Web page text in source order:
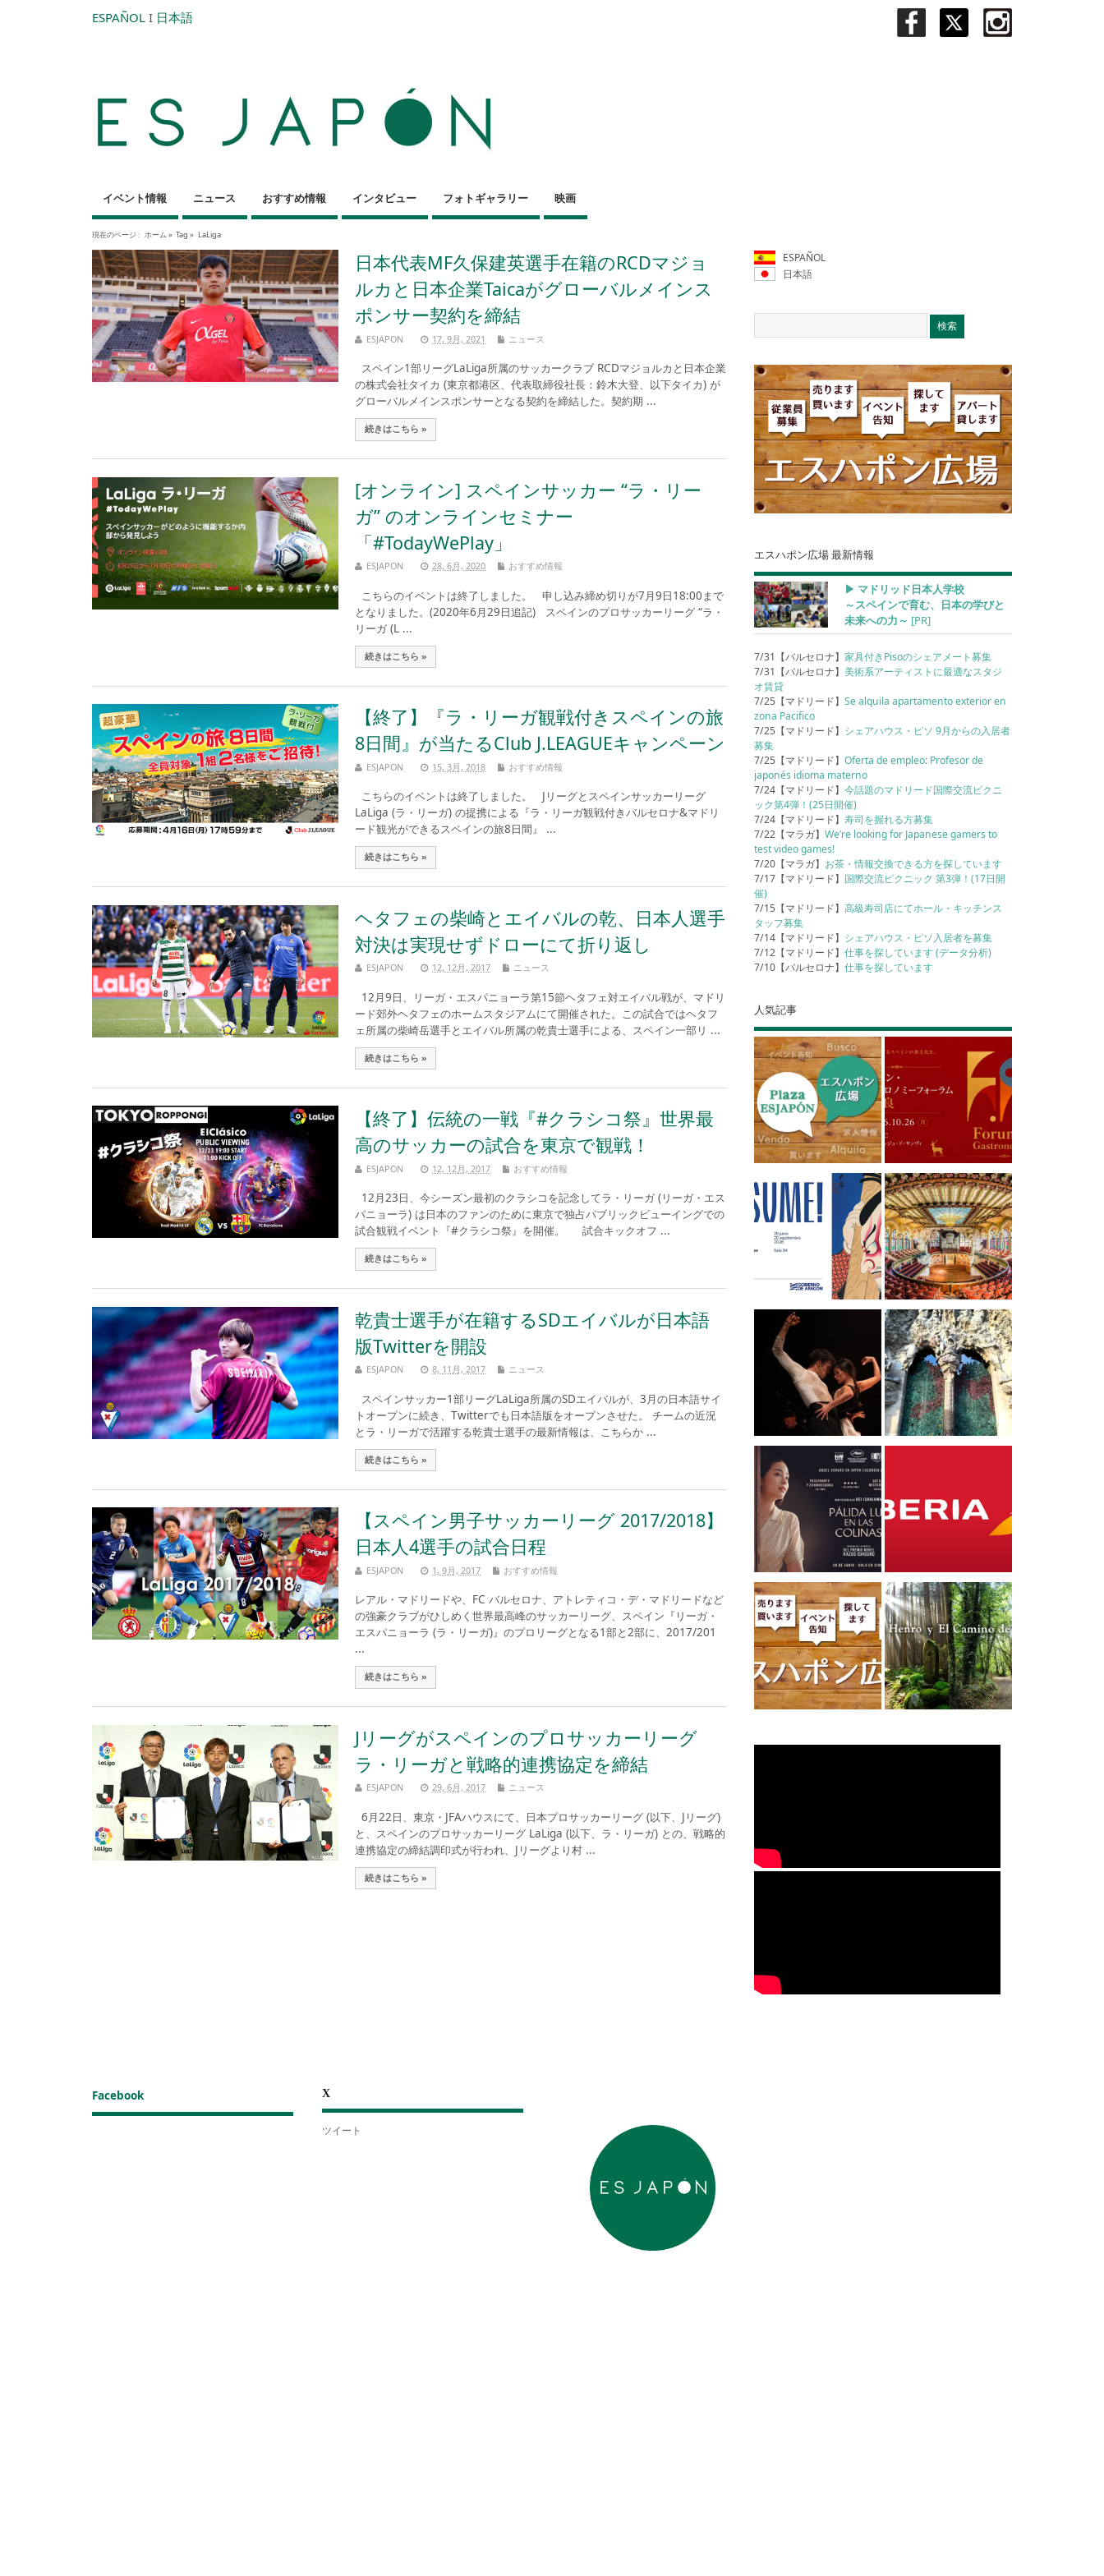
ESPAÑOL I 日本語
イベント情報 ニュース おすすめ情報 インタビュー フォトギャラリー 映画
現在のページ : ホーム » Tag » LaLiga
日本代表MF久保建英選手在籍のRCDマジョ
ルカと日本企業Taicaがグローバルメインス
ポンサー契約を締結
ESJAPON 17, 9月, 2021 ニュース
スペイン1部リーグLaLiga所属のサッカークラブ RCDマジョルカと日本企業
の株式会社タイカ (東京都港区、代表取締役社長：鈴木大登、以下タイカ) が
グローバルメインスポンサーとなる契約を締結した。契約期 ...
続きはこちら »
[オンライン] スペインサッカー “ラ・リー
ガ” のオンラインセミナー
「#TodayWePlay」
ESJAPON 28, 6月, 2020 おすすめ情報
こちらのイベントは終了しました。 申し込み締め切りが7月9日18:00まで
となりました。(2020年6月29日追記) スペインのプロサッカーリーグ “ラ・
リーガ (L ...
続きはこちら »
【終了】『ラ・リーガ観戦付きスペインの旅
8日間』が当たるClub J.LEAGUEキャンペーン
ESJAPON 15, 3月, 2018 おすすめ情報
こちらのイベントは終了しました。 Jリーグとスペインサッカーリーグ
LaLiga (ラ・リーガ) の提携による『ラ・リーガ観戦付きバルセロナ&マドリ
ード観光ができるスペインの旅8日間』 ...
続きはこちら »
ヘタフェの柴崎とエイバルの乾、日本人選手
対決は実現せずドローにて折り返し
ESJAPON 12, 12月, 2017 ニュース
12月9日、リーガ・エスパニョーラ第15節ヘタフェ対エイバル戦が、マドリ
ード郊外ヘタフェのホームスタジアムにて開催された。この試合ではヘタフ
ェ所属の柴崎岳選手とエイバル所属の乾貴士選手による、スペイン一部リ ...
続きはこちら »
【終了】伝統の一戦『#クラシコ祭』世界最
高のサッカーの試合を東京で観戦！
ESJAPON 12, 12月, 2017 おすすめ情報
12月23日、今シーズン最初のクラシコを記念してラ・リーガ (リーガ・エス
パニョーラ) は日本のファンのために東京で独占パブリックビューイングでの
試合観戦イベント『#クラシコ祭』を開催。 試合キックオフ ...
続きはこちら »
乾貴士選手が在籍するSDエイバルが日本語
版Twitterを開設
ESJAPON 8, 11月, 2017 ニュース
スペインサッカー1部リーグLaLiga所属のSDエイバルが、3月の日本語サイ
トオープンに続き、Twitterでも日本語版をオープンさせた。 チームの近況
とラ・リーガで活躍する乾貴士選手の最新情報は、こちらか ...
続きはこちら »
【スペイン男子サッカーリーグ 2017/2018】
日本人4選手の試合日程
ESJAPON 1, 9月, 2017 おすすめ情報
レアル・マドリードや、FC バルセロナ、アトレティコ・デ・マドリードなど
の強豪クラブがひしめく世界最高峰のサッカーリーグ、スペイン『リーガ・
エスパニョーラ (ラ・リーガ)』のプロリーグとなる1部と2部に、2017/201
...
続きはこちら »
Jリーグがスペインのプロサッカーリーグ
ラ・リーガと戦略的連携協定を締結
ESJAPON 29, 6月, 2017 ニュース
6月22日、東京・JFAハウスにて、日本プロサッカーリーグ (以下、Jリーグ)
と、スペインのプロサッカーリーグ LaLiga (以下、ラ・リーガ) との、戦略的
連携協定の締結調印式が行われ、Jリーグより村 ...
続きはこちら »
ESPAÑOL
日本語
エスハポン広場 最新情報
▶︎ マドリッド日本人学校
～スペインで育む、日本の学びと
未来への力～ [PR]
7/31【バルセロナ】家具付きPisoのシェアメート募集
7/31【バルセロナ】美術系アーティストに最適なスタジ
オ賃貸
7/25【マドリード】Se alquila apartamento exterior en
zona Pacifico
7/25【マドリード】 シェアハウス・ピソ 9月からの入居者
募集
7/25【マドリード】Oferta de empleo: Profesor de
japonés idioma materno
7/24【マドリード】今話題のマドリード国際交流ピクニ
ック第4弾！(25日開催)
7/24【マドリード】寿司を握れる方募集
7/22【マラガ】We’re looking for Japanese gamers to
test video games!
7/20【マラガ】 お茶・情報交換できる方を探しています
7/17【マドリード】 国際交流ピクニック 第3弾！(17日開
催)
7/15【マドリード】高級寿司店にてホール・キッチンス
タッフ募集
7/14【マドリード】 シェアハウス・ピソ入居者を募集
7/12【マドリード】仕事を探しています (データ分析)
7/10【バルセロナ】仕事を探しています
人気記事
Facebook X
ツイート